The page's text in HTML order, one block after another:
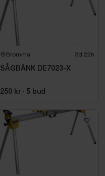
Bromma 3d 22h
SÅGBÄNK DE7023-X
250 kr · 5 bud